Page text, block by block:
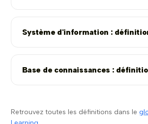
Système d'information :
Base de connaissances :
Retrouvez toutes les définitions dans le